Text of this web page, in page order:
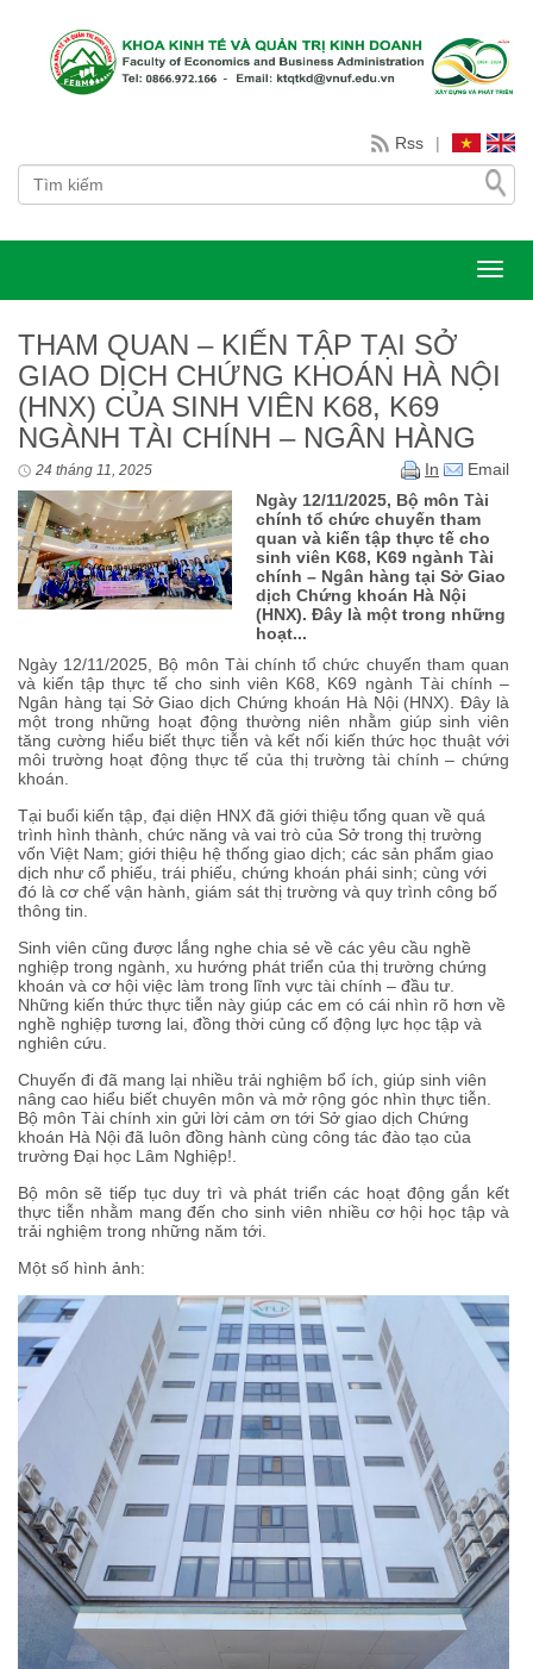
Rss |
THAM QUAN – KIẾN TẬP TẠI SỞ
GIAO DỊCH CHỨNG KHOÁN HÀ NỘI
(HNX) CỦA SINH VIÊN K68, K69
NGÀNH TÀI CHÍNH – NGÂN HÀNG
24 tháng 11, 2025 In
Email
Ngày 12/11/2025, Bộ môn Tài
chính tổ chức chuyến tham
quan và kiến tập thực tế cho
sinh viên K68, K69 ngành Tài
chính – Ngân hàng tại Sở Giao
dịch Chứng khoán Hà Nội
(HNX). Đây là một trong những
hoạt...
Ngày 12/11/2025, Bộ môn Tài chính tổ chức chuyến tham quan
và kiến tập thực tế cho sinh viên K68, K69 ngành Tài chính –
Ngân hàng tại Sở Giao dịch Chứng khoán Hà Nội (HNX). Đây là
một trong những hoạt động thường niên nhằm giúp sinh viên
tăng cường hiểu biết thực tiễn và kết nối kiến thức học thuật với
môi trường hoạt động thực tế của thị trường tài chính – chứng
khoán.
Tại buổi kiến tập, đại diện HNX đã giới thiệu tổng quan về quá
trình hình thành, chức năng và vai trò của Sở trong thị trường
vốn Việt Nam; giới thiệu hệ thống giao dịch; các sản phẩm giao
dịch như cổ phiếu, trái phiếu, chứng khoán phái sinh; cùng với
đó là cơ chế vận hành, giám sát thị trường và quy trình công bố
thông tin.
Sinh viên cũng được lắng nghe chia sẻ về các yêu cầu nghề
nghiệp trong ngành, xu hướng phát triển của thị trường chứng
khoán và cơ hội việc làm trong lĩnh vực tài chính – đầu tư.
Những kiến thức thực tiễn này giúp các em có cái nhìn rõ hơn về
nghề nghiệp tương lai, đồng thời củng cố động lực học tập và
nghiên cứu.
Chuyến đi đã mang lại nhiều trải nghiệm bổ ích, giúp sinh viên
nâng cao hiểu biết chuyên môn và mở rộng góc nhìn thực tiễn.
Bộ môn Tài chính xin gửi lời cảm ơn tới Sở giao dịch Chứng
khoán Hà Nội đã luôn đồng hành cùng công tác đào tạo của
trường Đại học Lâm Nghiệp!.
Bộ môn sẽ tiếp tục duy trì và phát triển các hoạt động gắn kết
thực tiễn nhằm mang đến cho sinh viên nhiều cơ hội học tập và
trải nghiệm trong những năm tới.
Một số hình ảnh: